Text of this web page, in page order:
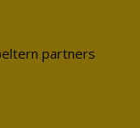
partners